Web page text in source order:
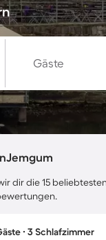
Gäste
dir die 15
∙ 3 Schlafzimmer